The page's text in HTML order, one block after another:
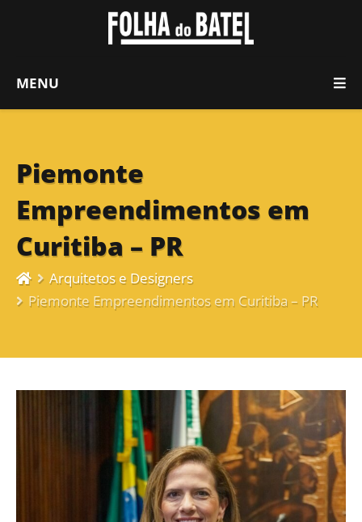
MENU
Piemonte
Empreendimentos em
Curitiba – PR
Arquitetos e Designers
Piemonte Empreendimentos em Curitiba – PR